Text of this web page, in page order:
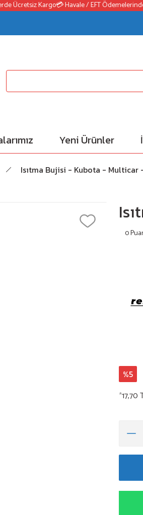
Kargo💳 Havale / EFT Ödemelerinde
Yeni Ürünler
Isıtma Bujisi - Kubota - Multicar
0
%5
*17,70